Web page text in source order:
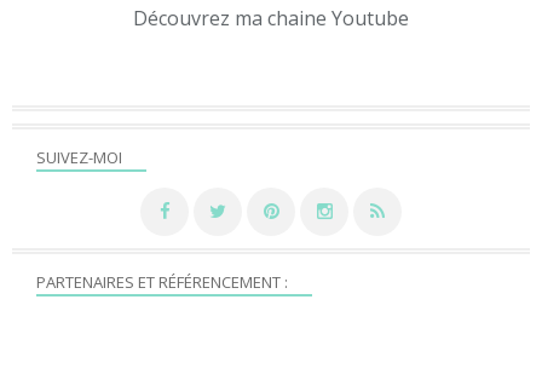
SUIVEZ-MOI
Découvrez ma chaine Youtube
PARTENAIRES ET RÉFÉRENCEMENT :